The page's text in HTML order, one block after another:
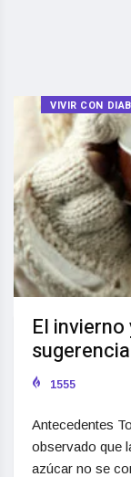
VIVIR CON
El
1555
Antecedentes
observado que
azúcar no se